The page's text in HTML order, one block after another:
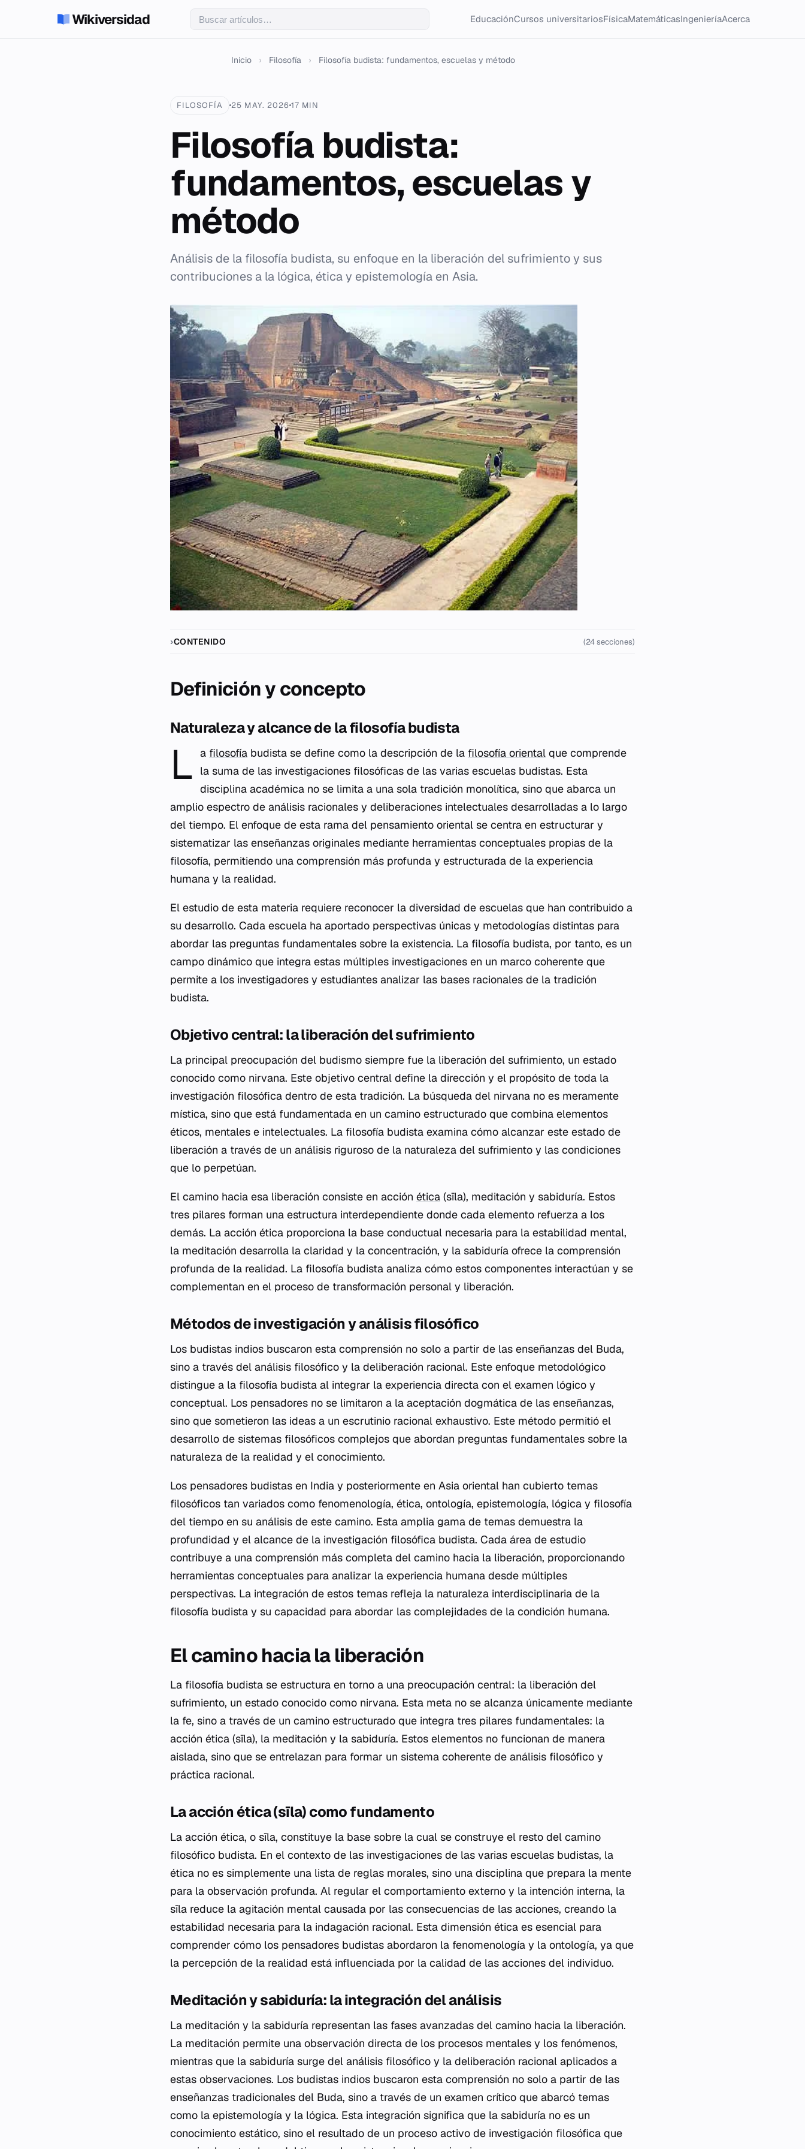
Wikiversidad EducaciónCursos universitariosFísicaMatemáticasIngenieríaAcerca
Inicio › Filosofía › Filosofía budista: fundamentos, escuelas y método
FILOSOFÍA 25 MAY. 2026 17 MIN
Filosofía budista:
fundamentos, escuelas y
método
Análisis de la filosofía budista, su enfoque en la liberación del sufrimiento y sus
contribuciones a la lógica, ética y epistemología en Asia.
CONTENIDO (24 secciones)
Definición y concepto
Naturaleza y alcance de la filosofía budista
L a filosofía budista se define como la descripción de la filosofía oriental que comprende
la suma de las investigaciones filosóficas de las varias escuelas budistas. Esta
disciplina académica no se limita a una sola tradición monolítica, sino que abarca un
amplio espectro de análisis racionales y deliberaciones intelectuales desarrolladas a lo largo
del tiempo. El enfoque de esta rama del pensamiento oriental se centra en estructurar y
sistematizar las enseñanzas originales mediante herramientas conceptuales propias de la
filosofía, permitiendo una comprensión más profunda y estructurada de la experiencia
humana y la realidad.
El estudio de esta materia requiere reconocer la diversidad de escuelas que han contribuido a
su desarrollo. Cada escuela ha aportado perspectivas únicas y metodologías distintas para
abordar las preguntas fundamentales sobre la existencia. La filosofía budista, por tanto, es un
campo dinámico que integra estas múltiples investigaciones en un marco coherente que
permite a los investigadores y estudiantes analizar las bases racionales de la tradición
budista.
Objetivo central: la liberación del sufrimiento
La principal preocupación del budismo siempre fue la liberación del sufrimiento, un estado
conocido como nirvana. Este objetivo central define la dirección y el propósito de toda la
investigación filosófica dentro de esta tradición. La búsqueda del nirvana no es meramente
mística, sino que está fundamentada en un camino estructurado que combina elementos
éticos, mentales e intelectuales. La filosofía budista examina cómo alcanzar este estado de
liberación a través de un análisis riguroso de la naturaleza del sufrimiento y las condiciones
que lo perpetúan.
El camino hacia esa liberación consiste en acción ética (sīla), meditación y sabiduría. Estos
tres pilares forman una estructura interdependiente donde cada elemento refuerza a los
demás. La acción ética proporciona la base conductual necesaria para la estabilidad mental,
la meditación desarrolla la claridad y la concentración, y la sabiduría ofrece la comprensión
profunda de la realidad. La filosofía budista analiza cómo estos componentes interactúan y se
complementan en el proceso de transformación personal y liberación.
Métodos de investigación y análisis filosófico
Los budistas indios buscaron esta comprensión no solo a partir de las enseñanzas del Buda,
sino a través del análisis filosófico y la deliberación racional. Este enfoque metodológico
distingue a la filosofía budista al integrar la experiencia directa con el examen lógico y
conceptual. Los pensadores no se limitaron a la aceptación dogmática de las enseñanzas,
sino que sometieron las ideas a un escrutinio racional exhaustivo. Este método permitió el
desarrollo de sistemas filosóficos complejos que abordan preguntas fundamentales sobre la
naturaleza de la realidad y el conocimiento.
Los pensadores budistas en India y posteriormente en Asia oriental han cubierto temas
filosóficos tan variados como fenomenología, ética, ontología, epistemología, lógica y filosofía
del tiempo en su análisis de este camino. Esta amplia gama de temas demuestra la
profundidad y el alcance de la investigación filosófica budista. Cada área de estudio
contribuye a una comprensión más completa del camino hacia la liberación, proporcionando
herramientas conceptuales para analizar la experiencia humana desde múltiples
perspectivas. La integración de estos temas refleja la naturaleza interdisciplinaria de la
filosofía budista y su capacidad para abordar las complejidades de la condición humana.
El camino hacia la liberación
La filosofía budista se estructura en torno a una preocupación central: la liberación del
sufrimiento, un estado conocido como nirvana. Esta meta no se alcanza únicamente mediante
la fe, sino a través de un camino estructurado que integra tres pilares fundamentales: la
acción ética (sīla), la meditación y la sabiduría. Estos elementos no funcionan de manera
aislada, sino que se entrelazan para formar un sistema coherente de análisis filosófico y
práctica racional.
La acción ética (sīla) como fundamento
La acción ética, o sīla, constituye la base sobre la cual se construye el resto del camino
filosófico budista. En el contexto de las investigaciones de las varias escuelas budistas, la
ética no es simplemente una lista de reglas morales, sino una disciplina que prepara la mente
para la observación profunda. Al regular el comportamiento externo y la intención interna, la
sīla reduce la agitación mental causada por las consecuencias de las acciones, creando la
estabilidad necesaria para la indagación racional. Esta dimensión ética es esencial para
comprender cómo los pensadores budistas abordaron la fenomenología y la ontología, ya que
la percepción de la realidad está influenciada por la calidad de las acciones del individuo.
Meditación y sabiduría: la integración del análisis
La meditación y la sabiduría representan las fases avanzadas del camino hacia la liberación.
La meditación permite una observación directa de los procesos mentales y los fenómenos,
mientras que la sabiduría surge del análisis filosófico y la deliberación racional aplicados a
estas observaciones. Los budistas indios buscaron esta comprensión no solo a partir de las
enseñanzas tradicionales del Buda, sino a través de un examen crítico que abarcó temas
como la epistemología y la lógica. Esta integración significa que la sabiduría no es un
conocimiento estático, sino el resultado de un proceso activo de investigación filosófica que